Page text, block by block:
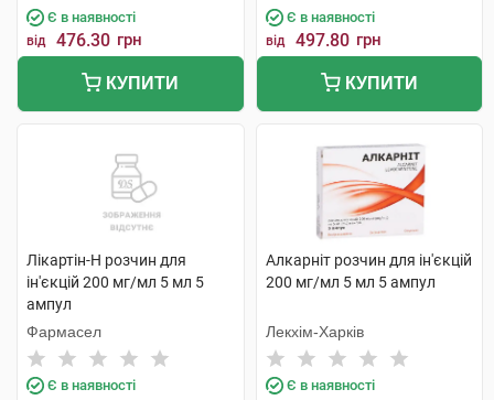
Є в наявності
від 476.30 грн
КУПИТИ
Є в наявності
від 497.80 грн
КУПИТИ
Лікартін-Н розчин для
ін'єкцій 200 мг/мл 5 мл 5
ампул
Фармасел
Є в наявності
Алкарніт розчин для ін'єкцій
200 мг/мл 5 мл 5 ампул
Лекхім-Харків
Є в наявності